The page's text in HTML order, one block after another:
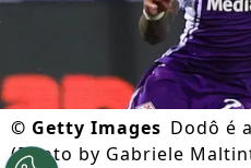
© Getty Images Dodô é
(Photo by Gabriele